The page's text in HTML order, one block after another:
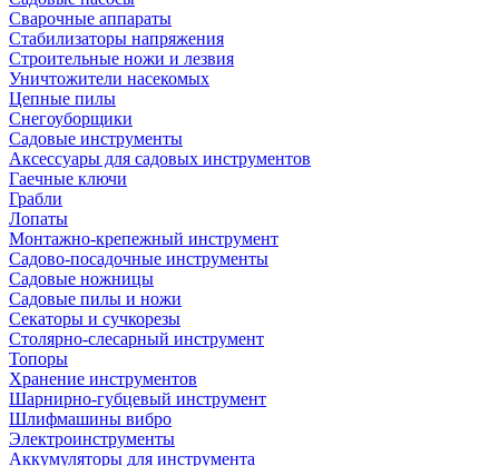
Сварочные аппараты
Стабилизаторы напряжения
Строительные ножи и лезвия
Уничтожители насекомых
Цепные пилы
Снегоуборщики
Садовые инструменты
Аксессуары для садовых инструментов
Гаечные ключи
Грабли
Лопаты
Монтажно-крепежный инструмент
Садово-посадочные инструменты
Садовые ножницы
Садовые пилы и ножи
Секаторы и сучкорезы
Столярно-слесарный инструмент
Топоры
Хранение инструментов
Шарнирно-губцевый инструмент
Шлифмашины вибро
Электроинструменты
Аккумуляторы для инструмента